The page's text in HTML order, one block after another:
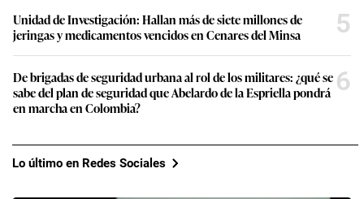
Unidad de Investigación: Hallan más de siete millones de
jeringas y medicamentos vencidos en Cenares del Minsa
5
De brigadas de seguridad urbana al rol de los militares: ¿qué se
sabe del plan de seguridad que Abelardo de la Espriella pondrá
en marcha en Colombia?
6
Lo último en Redes Sociales